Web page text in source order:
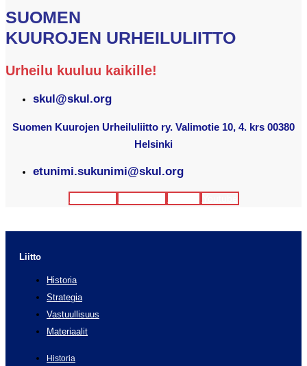
SUOMEN
KUUROJEN URHEILULIITTO
Urheilu kuuluu kaikille!
skul@skul.org
Suomen Kuurojen Urheiluliitto ry. Valimotie 10, 4. krs 00380
Helsinki
etunimi.sukunimi@skul.org
Liitto
Historia
Strategia
Vastuullisuus
Materiaalit
Historia